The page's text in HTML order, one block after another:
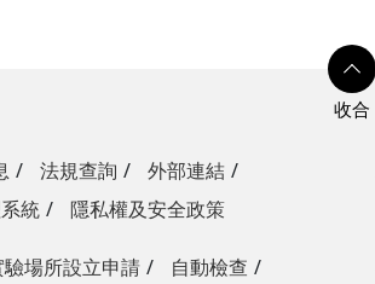
法規查詢
外部連結
統 隱私權及安全政策
驗場所設立申請
自動檢查